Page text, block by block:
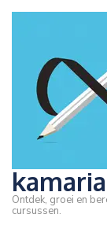
Ga
Enter)
Ontdek, groei en
cursussen.